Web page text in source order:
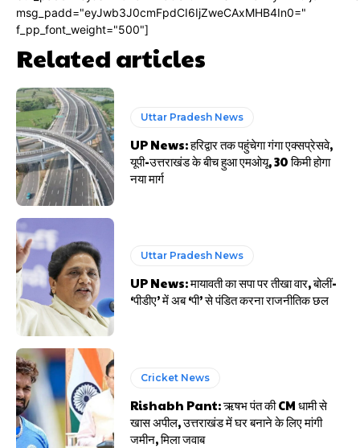
msg_padd="eyJwb3J0cmFpdCI6IjZweCAxMHB4In0="
f_pp_font_weight="500"]
Related articles
Uttar Pradesh News
UP News: हरिद्वार तक पहुंचेगा गंगा एक्सप्रेसवे,
यूपी-उत्तराखंड के बीच हुआ एमओयू, 30 किमी होगा
नया मार्ग
Uttar Pradesh News
UP News: मायावती का सपा पर तीखा वार, बोलीं-
‘पीडीए’ में अब ‘पी’ से पंडित करना राजनीतिक छल
Cricket News
Rishabh Pant: ऋषभ पंत की CM धामी से
खास अपील, उत्तराखंड में घर बनाने के लिए मांगी
जमीन, मिला जवाब